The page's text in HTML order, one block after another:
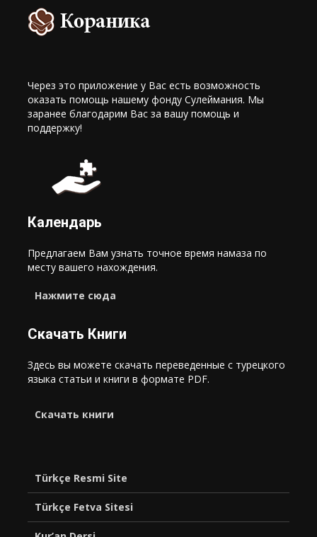
Через это приложение у Вас есть возможность
оказать помощь нашему фонду Сулеймания. Мы
заранее благодарим Вас за вашу помощь и
поддержку!
Календарь
Предлагаем Вам узнать точное время намаза по
месту вашего нахождения.
Нажмите сюда
Скачать Книги
Здесь вы можете скачать переведенные с турецкого
языка статьи и книги в формате PDF.
Cкачать книги
Türkçe Resmi Site
Türkçe Fetva Sitesi